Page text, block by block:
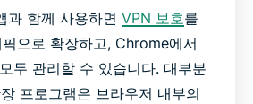
과 함께 사용하면 VPN 보호를
으로 확장하고, Chrome에서
두 관리할 수 있습니다. 대부분
프로그램은 브라우저 내부의